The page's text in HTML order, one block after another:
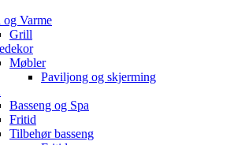
Varme
Grill
Møbler
Paviljong og skjerming
Basseng og Spa
Fritid
Tilbehør basseng